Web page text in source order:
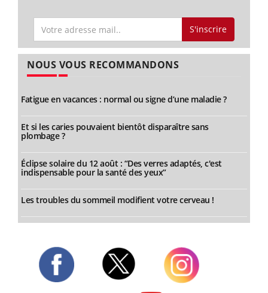
S'inscrire
NOUS VOUS RECOMMANDONS
Fatigue en vacances : normal ou signe d’une maladie ?
Et si les caries pouvaient bientôt disparaître sans
plombage ?
Éclipse solaire du 12 août : “Des verres adaptés, c'est
indispensable pour la santé des yeux”
Les troubles du sommeil modifient votre cerveau !